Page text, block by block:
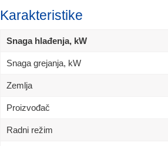
Karakteristike
Snaga hlađenja, kW
Snaga grejanja, kW
Zemlja
Proizvođač
Radni režim